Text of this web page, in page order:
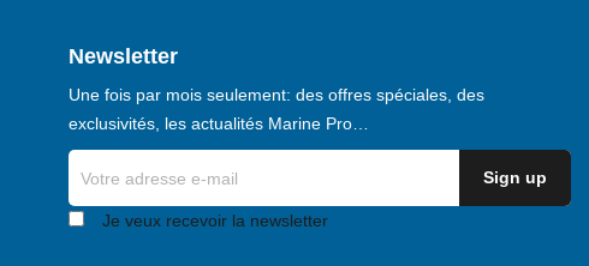
Newsletter
Une fois par mois seulement: des offres spéciales, des
exclusivités, les actualités Marine Pro…
Je veux recevoir la newsletter